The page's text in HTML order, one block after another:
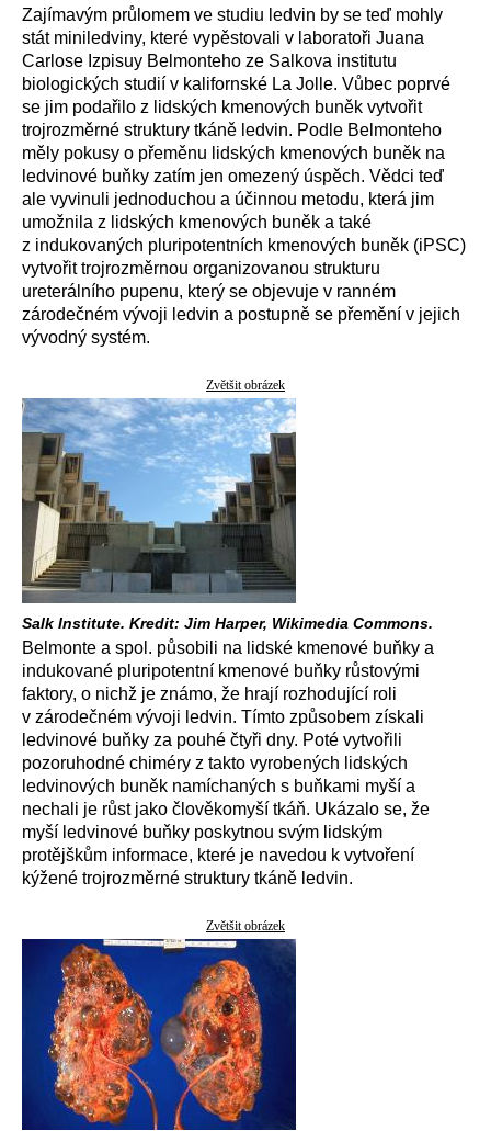
Zajímavým průlomem ve studiu ledvin by se teď mohly
stát miniledviny, které vypěstovali v laboratoři Juana
Carlose Izpisuy Belmonteho ze Salkova institutu
biologických studií v kalifornské La Jolle. Vůbec poprvé
se jim podařilo z lidských kmenových buněk vytvořit
trojrozměrné struktury tkáně ledvin. Podle Belmonteho
měly pokusy o přeměnu lidských kmenových buněk na
ledvinové buňky zatím jen omezený úspěch. Vědci teď
ale vyvinuli jednoduchou a účinnou metodu, která jim
umožnila z lidských kmenových buněk a také
z indukovaných pluripotentních kmenových buněk (iPSC)
vytvořit trojrozměrnou organizovanou strukturu
ureterálního pupenu, který se objevuje v ranném
zárodečném vývoji ledvin a postupně se přemění v jejich
vývodný systém.
Zvětšit obrázek
Salk Institute. Kredit: Jim Harper, Wikimedia Commons.
Belmonte a spol. působili na lidské kmenové buňky a
indukované pluripotentní kmenové buňky růstovými
faktory, o nichž je známo, že hrají rozhodující roli
v zárodečném vývoji ledvin. Tímto způsobem získali
ledvinové buňky za pouhé čtyři dny. Poté vytvořili
pozoruhodné chiméry z takto vyrobených lidských
ledvinových buněk namíchaných s buňkami myší a
nechali je růst jako člověkomyší tkáň. Ukázalo se, že
myší ledvinové buňky poskytnou svým lidským
protějškům informace, které je navedou k vytvoření
kýžené trojrozměrné struktury tkáně ledvin.
Zvětšit obrázek